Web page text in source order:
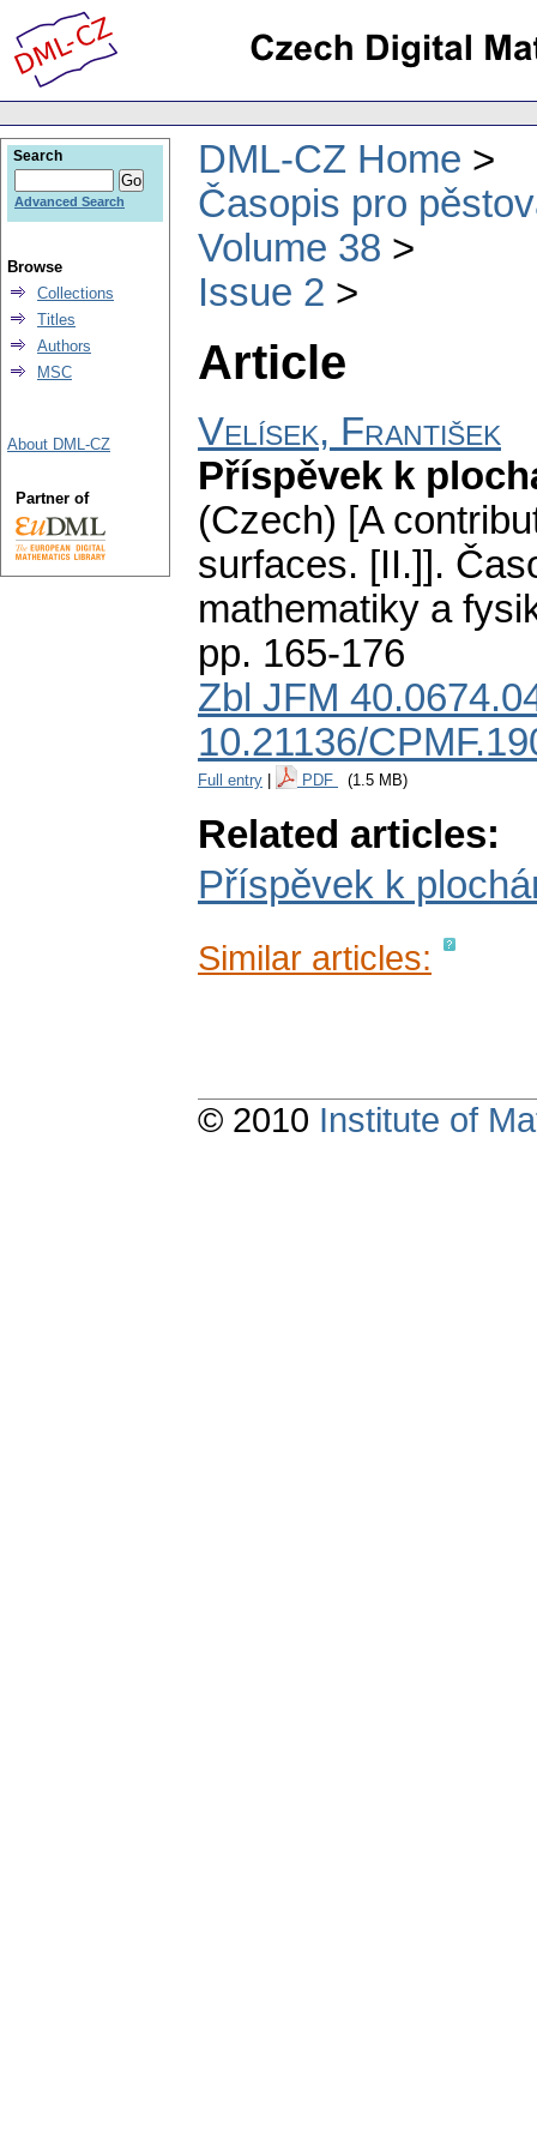
DML-CZ Home
Časopis pro
Volume 38
Issue 2
Article
Velísek, František
Příspěvek k
(Czech) [A
surfaces. [II.]].
mathematiky a
pp. 165-176
Zbl JFM
10.21136/
Full entry PDF (1.5 MB)
Related articles:
Příspěvek k
Similar articles:
Search
Advanced Search
Browse
Collections
Titles
Authors
MSC
About DML-CZ
Partner of
© 2010 Institute of